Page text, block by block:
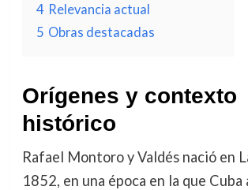
4 Relevancia actual
5 Obras destacadas
Orígenes y contexto
histórico
Rafael Montoro y Valdés nació en
1852, en una época en la que Cuba